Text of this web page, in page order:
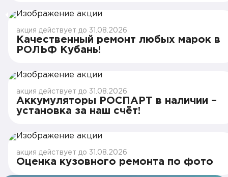
акция действует до 31.08.2026
Качественный ремонт любых марок в
РОЛЬФ Кубань!
акция действует до 31.08.2026
Аккумуляторы РОСПАРТ в наличии –
установка за наш счёт!
акция действует до 31.08.2026
Оценка кузовного ремонта по фото